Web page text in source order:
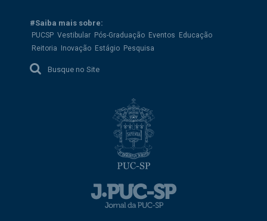
#Saiba mais sobre:
PUCSP Vestibular Pós-Graduação Eventos
Educação
Reitoria
Inovação Estágio Pesquisa
Busque no Site